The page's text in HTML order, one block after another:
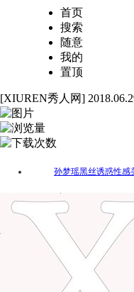
首页
搜索
随意
我的
置顶
[XIUREN秀人网]
孙梦瑶黑丝诱惑性感